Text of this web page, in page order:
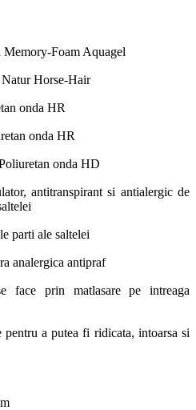
Memory-Foam Aquagel
Natur Horse-Hair
onda HR
onda HR
onda HD
antitranspirant si antialergic de
parti ale saltelei
analergica antipraf
face prin matlasare pe intreaga
pentru a putea fi ridicata, intoarsa si